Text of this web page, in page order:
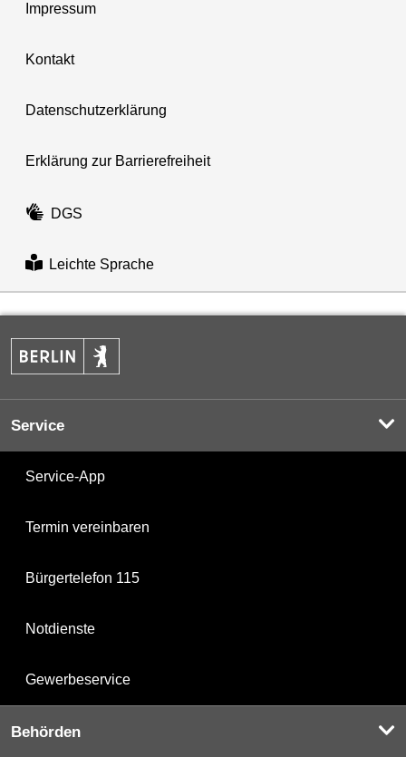
Impressum
Kontakt
Datenschutzerklärung
Erklärung zur Barrierefreiheit
DGS
Leichte Sprache
Service
Service-App
Termin vereinbaren
Bürgertelefon 115
Notdienste
Gewerbeservice
Behörden